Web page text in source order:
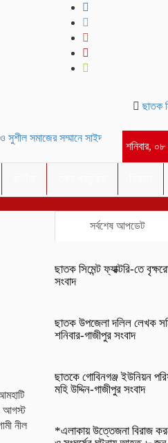
ছাতক
সুশীল সমাজের সম্মানে সাইদ জুটনের ইফতার
শনিবার,
আগস্ট
নীল
সর্বশেষ আপডেট
ছাতক সিমেন্ট ফ্যাক্টরি-তে
সংবাদ
ছাতক উপজেলা দলিল লেখক
শনিবার-গাজীপুর সংবাদ
ছাতকে গোবিনগঞ্জ ইউনিয়ন
মহি উদ্দিন-গাজীপুর সংবাদ
*এলাকায় উত্তেজনা বিরাজ